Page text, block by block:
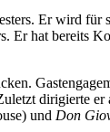
Er wird für
Er hat bereits
dirigierte er
und Don